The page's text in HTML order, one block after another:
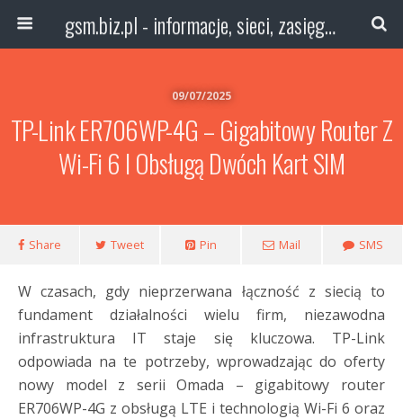
gsm.biz.pl - informacje, sieci, zasięg technologie
09/07/2025
TP-Link ER706WP-4G – Gigabitowy Router Z
Wi-Fi 6 I Obsługą Dwóch Kart SIM
Share Tweet Pin Mail SMS
W czasach, gdy nieprzerwana łączność z siecią to
fundament działalności wielu firm, niezawodna
infrastruktura IT staje się kluczowa. TP-Link
odpowiada na te potrzeby, wprowadzając do oferty
nowy model z serii Omada – gigabitowy router
ER706WP-4G z obsługą LTE i technologią Wi-Fi 6 oraz